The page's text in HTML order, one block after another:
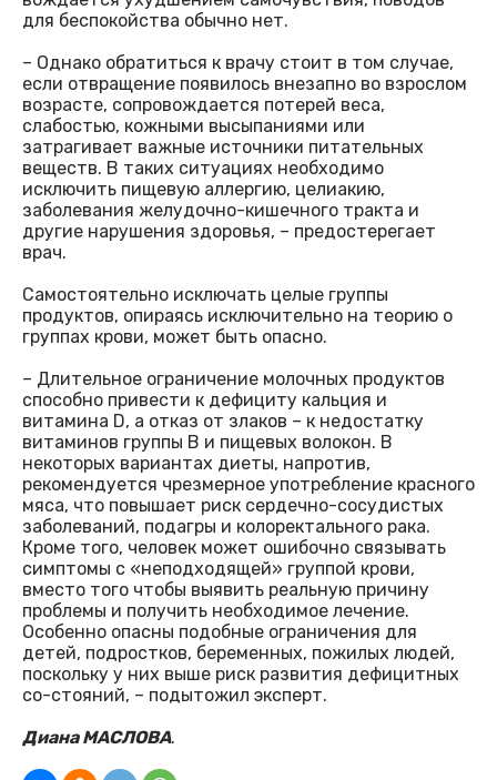
для беспокойства обычно нет.
– Однако обратиться к врачу стоит в том случае,
если отвращение появилось внезапно во взрослом
возрасте, сопровождается потерей веса,
слабостью, кожными высыпаниями или
затрагивает важные источники питательных
веществ. В таких ситуациях необходимо
исключить пищевую аллергию, целиакию,
заболевания желудочно-кишечного тракта и
другие нарушения здоровья, – предостерегает
врач.
Самостоятельно исключать целые группы
продуктов, опираясь исключительно на теорию о
группах крови, может быть опасно.
– Длительное ограничение молочных продуктов
способно привести к дефициту кальция и
витамина D, а отказ от злаков – к недостатку
витаминов группы B и пищевых волокон. В
некоторых вариантах диеты, напротив,
рекомендуется чрезмерное употребление красного
мяса, что повышает риск сердечно-сосудистых
заболеваний, подагры и колоректального рака.
Кроме того, человек может ошибочно связывать
симптомы с «неподходящей» группой крови,
вместо того чтобы выявить реальную причину
проблемы и получить необходимое лечение.
Особенно опасны подобные ограничения для
детей, подростков, беременных, пожилых людей,
поскольку у них выше риск развития дефицитных
со-стояний, – подытожил эксперт.
Диана МАСЛОВА.